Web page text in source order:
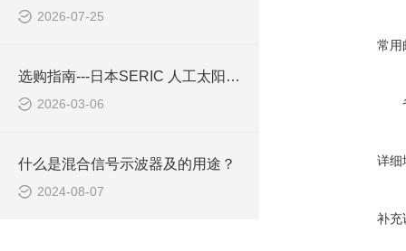
2026-07-25
选购指南---日本SERIC 人工太阳照明灯 XG-100A
2026-03-06
什么是混合信号示波器及的用途？
2024-08-07
常用
详细
补充